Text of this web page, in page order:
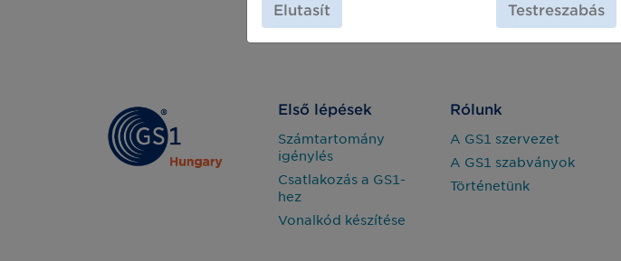
Első lépések
Számtartomány
igénylés
Csatlakozás a GS1-
hez
Vonalkód készítése
Rólunk
A GS1 szervezet
A GS1 szabványok
Történetünk
Elutasít Testreszabás